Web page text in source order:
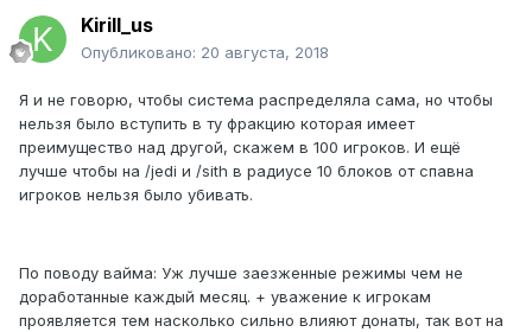
Kirill_us
Опубликовано: 20 августа, 2018
Я и не говорю, чтобы система распределяла сама, но чтобы
нельзя было вступить в ту фракцию которая имеет
преимущество над другой, скажем в 100 игроков. И ещё
лучше чтобы на /jedi и /sith в радиусе 10 блоков от спавна
игроков нельзя было убивать.
По поводу вайма: Уж лучше заезженные режимы чем не
доработанные каждый месяц. + уважение к игрокам
проявляется тем насколько сильно влияют донаты, так вот на